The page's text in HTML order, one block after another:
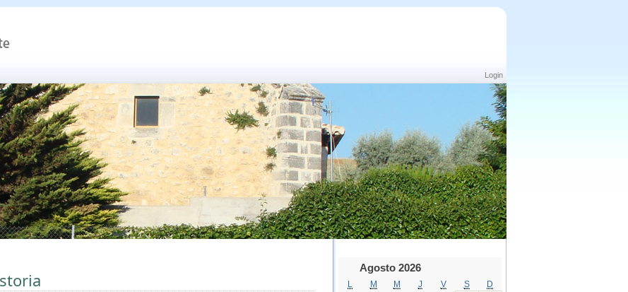
Login
Agosto 2026
M M J V S
D